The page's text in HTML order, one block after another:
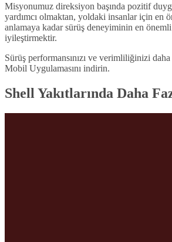
Misyonumuz direksiyon başında pozitif
yardımcı olmaktan, yoldaki insanlar için en
anlamaya kadar sürüş deneyiminin en önemli
iyileştirmektir.
Sürüş performansınızı ve verimliliğinizi
Mobil Uygulamasını indirin.
Shell Yakıtlarında Daha